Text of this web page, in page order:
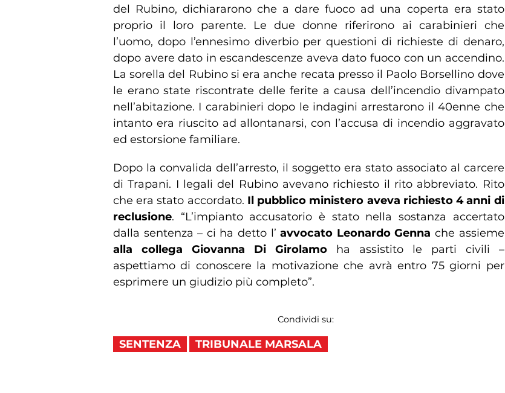
del Rubino, dichiararono che a dare fuoco ad una coperta era stato
proprio il loro parente. Le due donne riferirono ai carabinieri che
l’uomo, dopo l’ennesimo diverbio per questioni di richieste di denaro,
dopo avere dato in escandescenze aveva dato fuoco con un accendino.
La sorella del Rubino si era anche recata presso il Paolo Borsellino dove
le erano state riscontrate delle ferite a causa dell’incendio divampato
nell’abitazione. I carabinieri dopo le indagini arrestarono il 40enne che
intanto era riuscito ad allontanarsi, con l’accusa di incendio aggravato
ed estorsione familiare.
Dopo la convalida dell’arresto, il soggetto era stato associato al carcere
di Trapani. I legali del Rubino avevano richiesto il rito abbreviato. Rito
che era stato accordato. Il pubblico ministero aveva richiesto 4 anni di
reclusione. “L’impianto accusatorio è stato nella sostanza accertato
dalla sentenza – ci ha detto l’avvocato Leonardo Genna che assieme
alla collega Giovanna Di Girolamoha assistito le parti civili –
aspettiamo di conoscere la motivazione che avrà entro 75 giorni per
esprimere un giudizio più completo”.
Condividi su:
SENTENZA TRIBUNALE MARSALA